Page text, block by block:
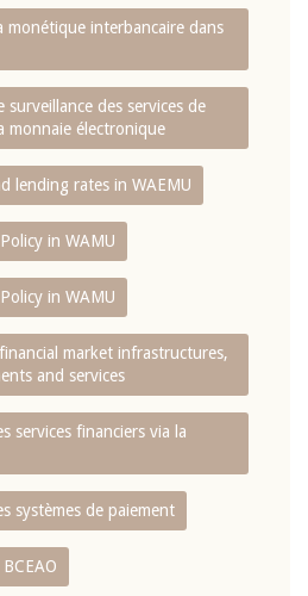
monétique interbancaire dans
surveillance des services de
monnaie électronique
lending rates in WAEMU
in WAMU
in WAMU
market infrastructures,
and services
services financiers via la
systèmes de paiement